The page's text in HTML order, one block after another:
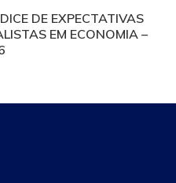
DE EXPECTATIVAS
EM ECONOMIA –